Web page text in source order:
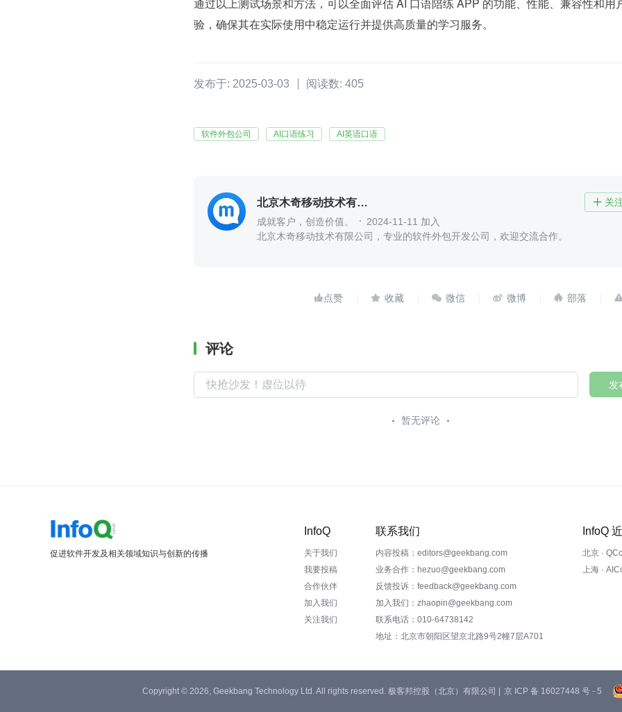
验，确保其在实际使用中稳定运行并提供高质量的学习服务。
发布于: 2025-03-03 阅读数: 405
软件外包公司 AI口语练习 AI英语口语
北京木奇移动技术有限公司  关
成就客户，创造价值。
2024-11-11 加入
北京木奇移动技术有限公司，专业的软件外包开发公司，欢迎交流合作。
    
评论
发
暂无评论
促进软件开发及相关领域知识与创新的传播
InfoQ
关于我们
我要投稿
合作伙伴
加入我们
关注我们
联系我们
内容投稿：editors@geekbang.com
业务合作：hezuo@geekbang.com
反馈投诉：feedback@geekbang.com
加入我们：zhaopin@geekbang.com
联系电话：010-64738142
地址：北京市朝阳区望京北路9号2幢7层A701
InfoQ
北京 ·
上海 ·
Copyright © 2026, Geekbang Technology Ltd. All rights reserved. 极客邦控股（北京）有限公司 | 京 ICP 备 16027448 号 - 5